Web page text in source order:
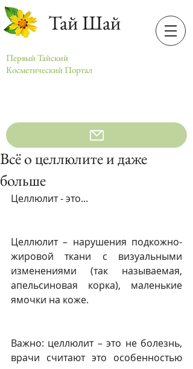
Тай Шай
Первый Тайский
Косметический Портал
Всё о целлюлите и даже
больше
Целлюлит - это...
Целлюлит – нарушения подкожно-
жировой ткани с визуальными
изменениями (так называемая,
апельсиновая корка), маленькие
ямочки на коже.
Важно: целлюлит – это не болезнь,
врачи считают это особенностью